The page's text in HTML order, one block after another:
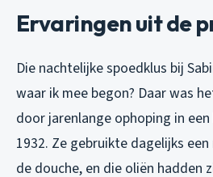
Ervaringen uit de
Die nachtelijke spoedklus bij
waar ik mee begon? Daar was
door jarenlange ophoping in
1932. Ze gebruikte dagelijks
de douche, en die oliën hadden